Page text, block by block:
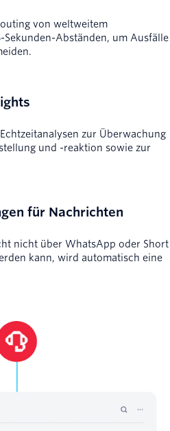
von weltweitem
Sekunden-Abständen, um Ausfälle
zur Überwachung
und -reaktion sowie zur
für Nachrichten
nicht über WhatsApp oder Short
kann, wird automatisch eine